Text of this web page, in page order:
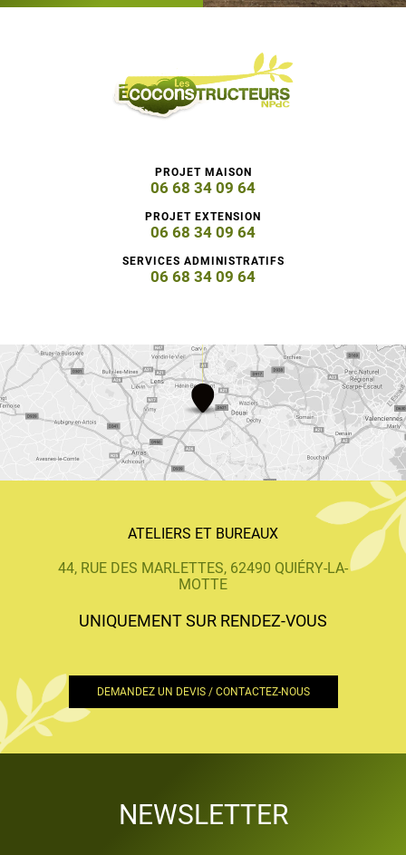
PROJET MAISON
06 68 34 09 64
PROJET EXTENSION
06 68 34 09 64
SERVICES ADMINISTRATIFS
06 68 34 09 64
ATELIERS ET BUREAUX
44, RUE DES MARLETTES, 62490 QUIÉRY-LA-
MOTTE
UNIQUEMENT SUR RENDEZ-VOUS
DEMANDEZ UN DEVIS / CONTACTEZ-NOUS
NEWSLETTER